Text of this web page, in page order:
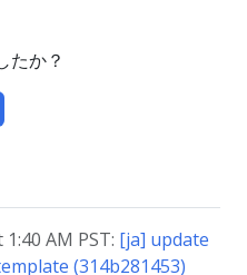
たか？
AM PST: [ja] update
(314b281453)